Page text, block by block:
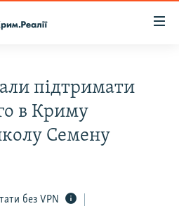
підтримати
в Криму
Семену
без VPN